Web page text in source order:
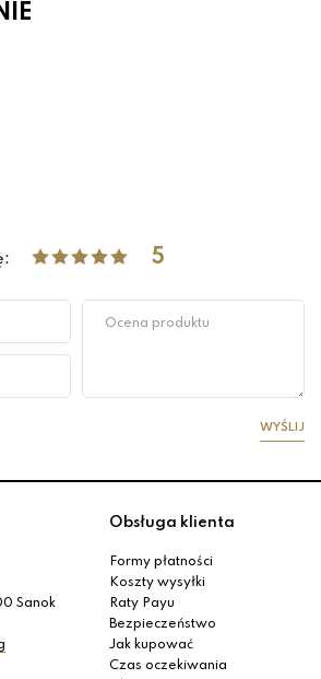
5
WYŚLIJ
Sanok
Obsługa klienta
Formy płatności
Koszty wysyłki
Raty Payu
Bezpieczeństwo
Jak kupować
Czas oczekiwania